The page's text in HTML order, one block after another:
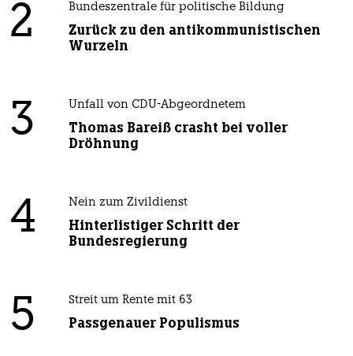
2 Bundeszentrale für politische Bildung
Zurück zu den antikommunistischen
Wurzeln
3 Unfall von CDU-Abgeordnetem
Thomas Bareiß crasht bei voller
Dröhnung
4 Nein zum Zivildienst
Hinterlistiger Schritt der
Bundesregierung
5 Streit um Rente mit 63
Passgenauer Populismus